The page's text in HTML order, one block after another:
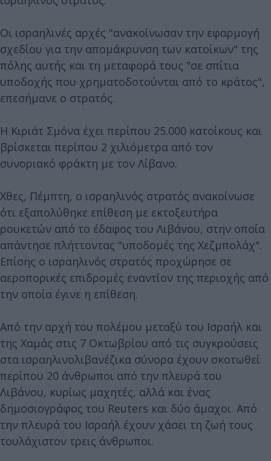
Οι ισραηλινές αρχές "ανακοίνωσαν την εφαρμογή
σχεδίου για την απομάκρυνση των κατοίκων" της
πόλης αυτής και τη μεταφορά τους "σε σπίτια
υποδοχής που χρηματοδοτούνται από το κράτος",
επεσήμανε ο στρατός.
Η Κιριάτ Σμόνα έχει περίπου 25.000 κατοίκους και
βρίσκεται περίπου 2 χιλιόμετρα από τον
συνοριακό φράκτη με τον Λίβανο.
Χθες, Πέμπτη, ο ισραηλινός στρατός ανακοίνωσε
ότι εξαπολύθηκε επίθεση με εκτοξευτήρα
ρουκετών από το έδαφος του Λιβάνου, στην οποία
απάντησε πλήττοντας "υποδομές της Χεζμπολάχ".
Επίσης o ισραηλινός στρατός προχώρησε σε
αεροπορικές επιδρομές εναντίον της περιοχής από
την οποία έγινε η επίθεση.
Από την αρχή του πολέμου μεταξύ του Ισραήλ και
της Χαμάς στις 7 Οκτωβρίου από τις συγκρούσεις
στα ισραηλινολιβανέζικα σύνορα έχουν σκοτωθεί
περίπου 20 άνθρωποι από την πλευρά του
Λιβάνου, κυρίως μαχητές, αλλά και ένας
δημοσιογράφος του Reuters και δύο άμαχοι. Από
την πλευρά του Ισραήλ έχουν χάσει τη ζωή τους
τουλάχιστον τρεις άνθρωποι.